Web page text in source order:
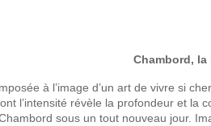
Chambord,
à l’image d’un art de vivre si
l’intensité révèle la profondeur et la
sous un tout nouveau jour.